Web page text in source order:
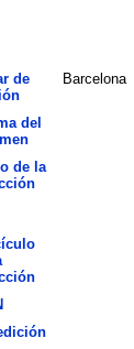
de
Barcelona
del
de la